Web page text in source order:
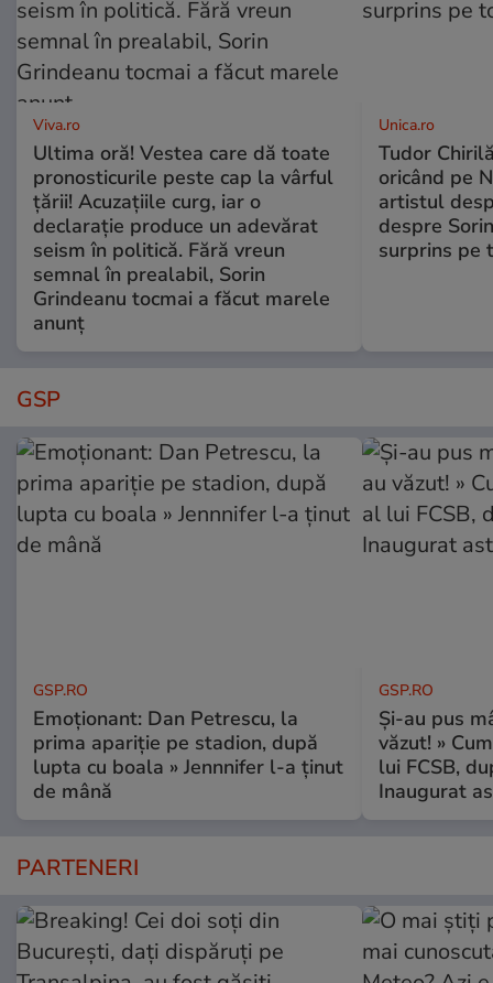
Viva.ro
Ultima oră! Vestea care dă toate
pronosticurile peste cap la vârful
țării! Acuzațiile curg, iar o
declarație produce un adevărat
seism în politică. Fără vreun
semnal în prealabil, Sorin
Grindeanu tocmai a făcut marele
anunț
Unica.ro
Tudor
oricând pe
artistul
despre
surprins pe
GSP
GSP.RO
Emoționant: Dan Petrescu, la
prima apariție pe stadion, după
lupta cu boala » Jennnifer l-a ținut
de mână
GSP.RO
Și-au pus
văzut! »
lui FCSB,
Inaugurat
PARTENERI